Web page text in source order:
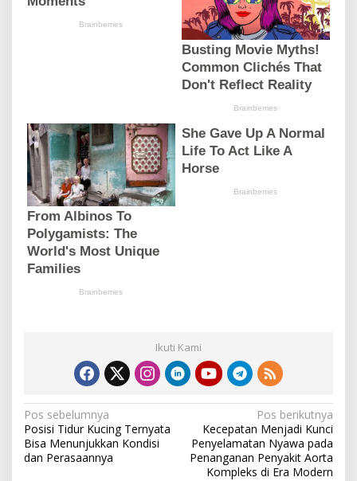
Ikuti Kami
N
a
v
Pos sebelumnya
Posisi Tidur Kucing Ternyata
Bisa Menunjukkan Kondisi
dan Perasaannya
Pos berikutnya
Kecepatan Menjadi Kunci
Penyelamatan Nyawa pada
Penanganan Penyakit Aorta
Kompleks di Era Modern